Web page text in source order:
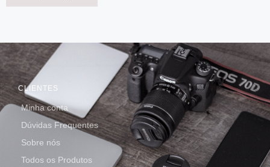
CLIENTES
Minha conta
Dúvidas Frequentes
Sobre nós
Todos os Produtos